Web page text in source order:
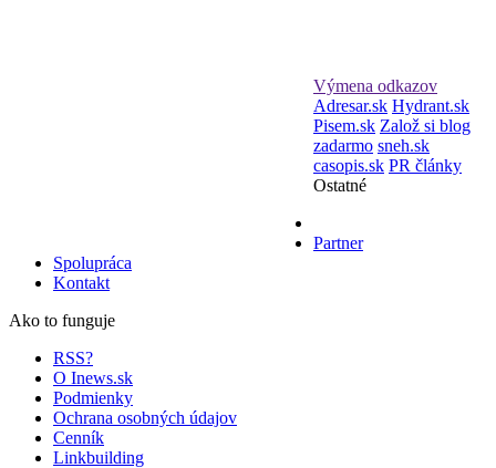
Výmena odkazov
Adresar.sk Hydrant.sk
Pisem.sk Založ si blog
zadarmo sneh.sk
casopis.sk PR články
Ostatné
Partner
Spolupráca
Kontakt
Ako to funguje
RSS?
O Inews.sk
Podmienky
Ochrana osobných údajov
Cenník
Linkbuilding